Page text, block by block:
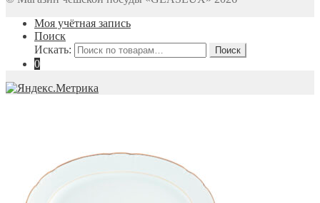
Моя учётная запись
Поиск
Искать:
Поиск
0